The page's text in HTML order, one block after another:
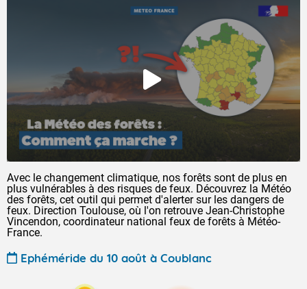
Avec le changement climatique, nos forêts sont de plus en
plus vulnérables à des risques de feux. Découvrez la Météo
des forêts, cet outil qui permet d'alerter sur les dangers de
feux. Direction Toulouse, où l'on retrouve Jean-Christophe
Vincendon, coordinateur national feux de forêts à Météo-
France.
Ephéméride du 10 août à Coublanc